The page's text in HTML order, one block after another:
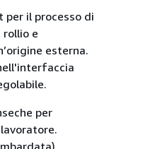
il processo di
e
esterna.
per